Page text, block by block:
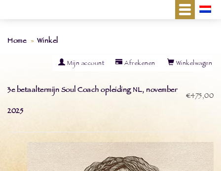
Home Winkel
Winkelwagen
Afrekenen
Mijn account
€475,00
3e betaaltermijn Soul Coach opleiding NL, november
2025